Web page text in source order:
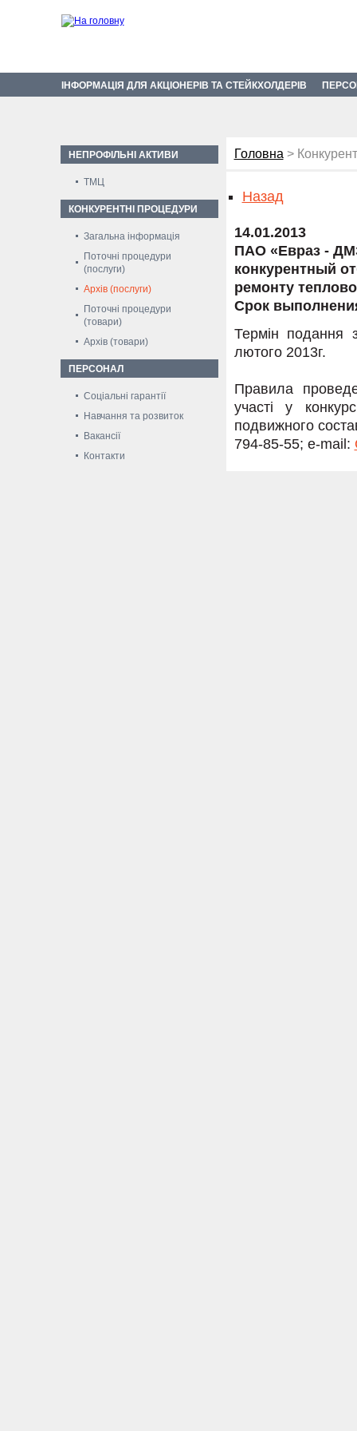
ІНФОРМАЦІЯ ДЛЯ АКЦІОНЕРІВ ТА СТЕЙКХОЛДЕРІВ
НЕПРОФІЛЬНІ АКТИВИ
ТМЦ
КОНКУРЕНТНІ ПРОЦЕДУРИ
Загальна інформація
Поточні процедури
(послуги)
Архів (послуги)
Поточні процедури
(товари)
Архів (товари)
ПЕРСОНАЛ
Соціальні гарантії
Навчання та розвиток
Вакансії
Контакти
Головна >
Назад
14.01.2013
ПАО «Евраз -
конкурентный
ремонту
Срок
Термін подання
лютого 2013г.
Правила
участі у
подвижного
794-85-55; e-mail: